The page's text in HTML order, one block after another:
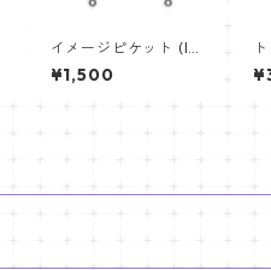
イメージピケット (Im
age Picket) うちわ -
ジョングク (JUNGKO
OK_08)
¥1,500
ト
r)